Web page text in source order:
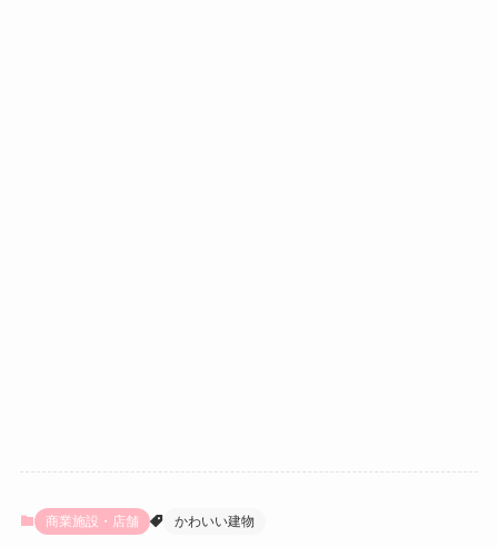
商業施設・店舗 かわいい建物